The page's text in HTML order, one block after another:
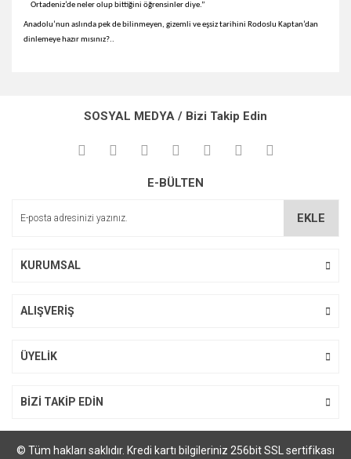
Ortadeniz’de neler olup bittiğini öğrensinler diye.”
Anadolu’nun aslında pek de bilinmeyen, gizemli ve eşsiz tarihini Rodoslu Kaptan’dan
dinlemeye hazır mısınız?..
kullanarak tarafımıza iletebilirsiniz.
Görüş ve önerileriniz için teşekkür ederiz.
Ürün açıklamasında eksik bilgiler bulunuyor.
SOSYAL MEDYA / Bizi Takip Edin
E-BÜLTEN
EKLE
KURUMSAL
ALIŞVERİŞ
ÜYELİK
BİZİ TAKİP EDİN
© Tüm hakları saklıdır. Kredi kartı bilgileriniz 256bit SSL sertifikası